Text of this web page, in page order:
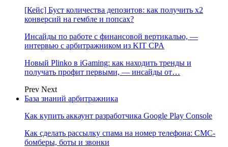
[Кейс] Буст количества депозитов: как получить х2
конверсий на гембле и попсах?
Инсайды по работе с финансовой вертикалью, —
интервью с арбитражником из KIT CPA
Новый Plinko в iGaming: как находить тренды и
получать профит первыми, — инсайды от…
Prev Next
База знаний арбитражника
Как купить аккаунт разработчика Google Play Console
Как сделать рассылку спама на номер телефона: СМС-
бомберы, боты и звонки